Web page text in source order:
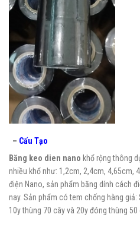
– Cấu Tạo
Băng keo dien nano khổ rộng thông
nhiều khổ như: 1,2cm, 2,4cm, 4,65cm,
điện Nano, sản phẩm băng dính cách
nay. Sản phẩm có tem chống hàng
10y thùng 70 cây và 20y đóng thùng